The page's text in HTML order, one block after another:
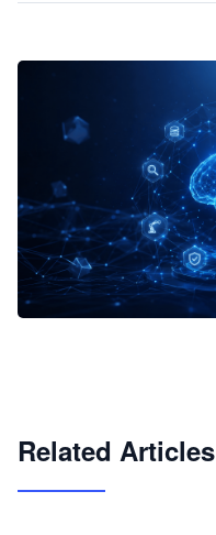
Related Articles